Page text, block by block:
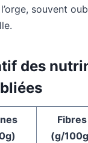
souvent
des
Fibres
(g/